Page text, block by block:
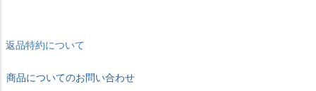
返品特約について
商品についてのお問い合わせ